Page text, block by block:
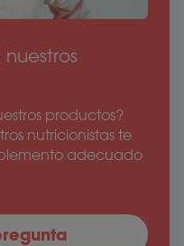
productos?
nutricionistas te
adecuado